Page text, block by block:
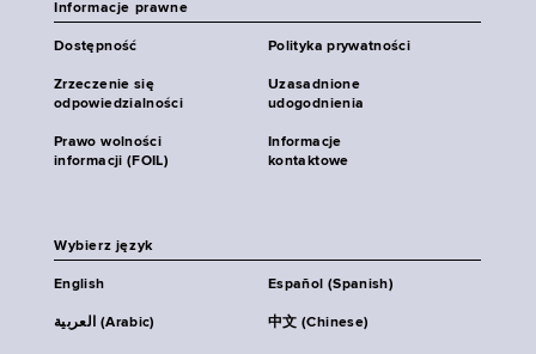
Informacje prawne
Dostępność Polityka prywatności
Zrzeczenie się
odpowiedzialności
Uzasadnione
udogodnienia
Prawo wolności
informacji (FOIL)
Informacje
kontaktowe
Wybierz język
English Español (Spanish)
العربية (Arabic) 中文 (Chinese)